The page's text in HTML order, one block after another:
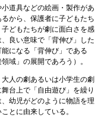
道具などの絵画・製作があ
から、保護者に子どもたち
どもたちが劇に面白さを感
良い意味で「背伸び」した
になる「背伸び」である
域」の展開であろう）。
人の劇あるいは小学生の劇
台上で「自由遊び」を繰り
幼児がどのように物語を理
とに由来している。